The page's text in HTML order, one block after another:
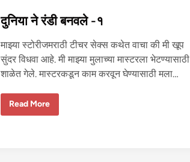
व
ले
-
दुनिया ने रंडी बनवले -१
माझ्या स्टोरीजमराठी टीचर सेक्स कथेत वाचा की मी खूप
सुंदर विधवा आहे. मी माझ्या मुलाच्या मास्टरला भेटण्यासाठी
शाळेत गेले. मास्टरकडून काम करवून घेण्यासाठी मला…
दु
Read More